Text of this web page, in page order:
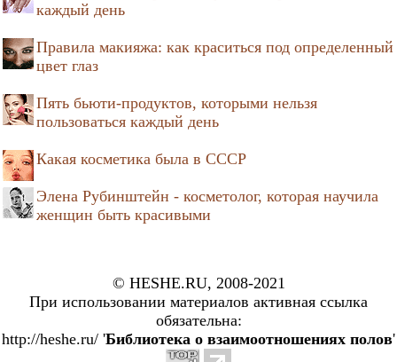
каждый день
Правила макияжа: как краситься под определенный
цвет глаз
Пять бьюти-продуктов, которыми нельзя
пользоваться каждый день
Какая косметика была в СССР
Элена Рубинштейн - косметолог, которая научила
женщин быть красивыми
© HESHE.RU, 2008-2021
При использовании материалов активная ссылка
обязательна:
http://heshe.ru/ 'Библиотека о взаимоотношениях полов'